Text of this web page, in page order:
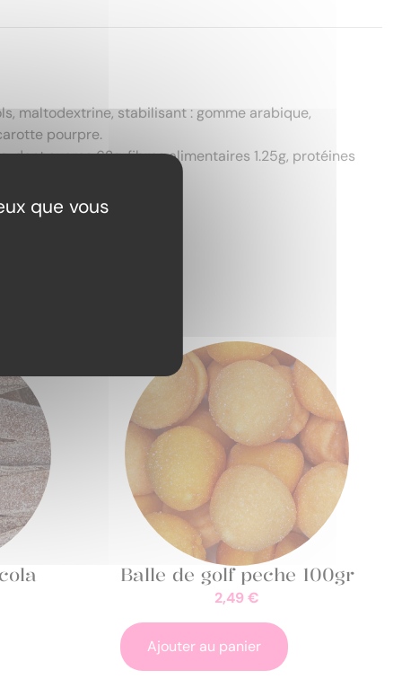
maltodextrine, stabilisant : gomme arabique,
pourpre.
dont sucres 62g, fibres alimentaires 1.25g, protéines
Balle de golf peche 100gr
2,49€
Ajouter au panier
que vous